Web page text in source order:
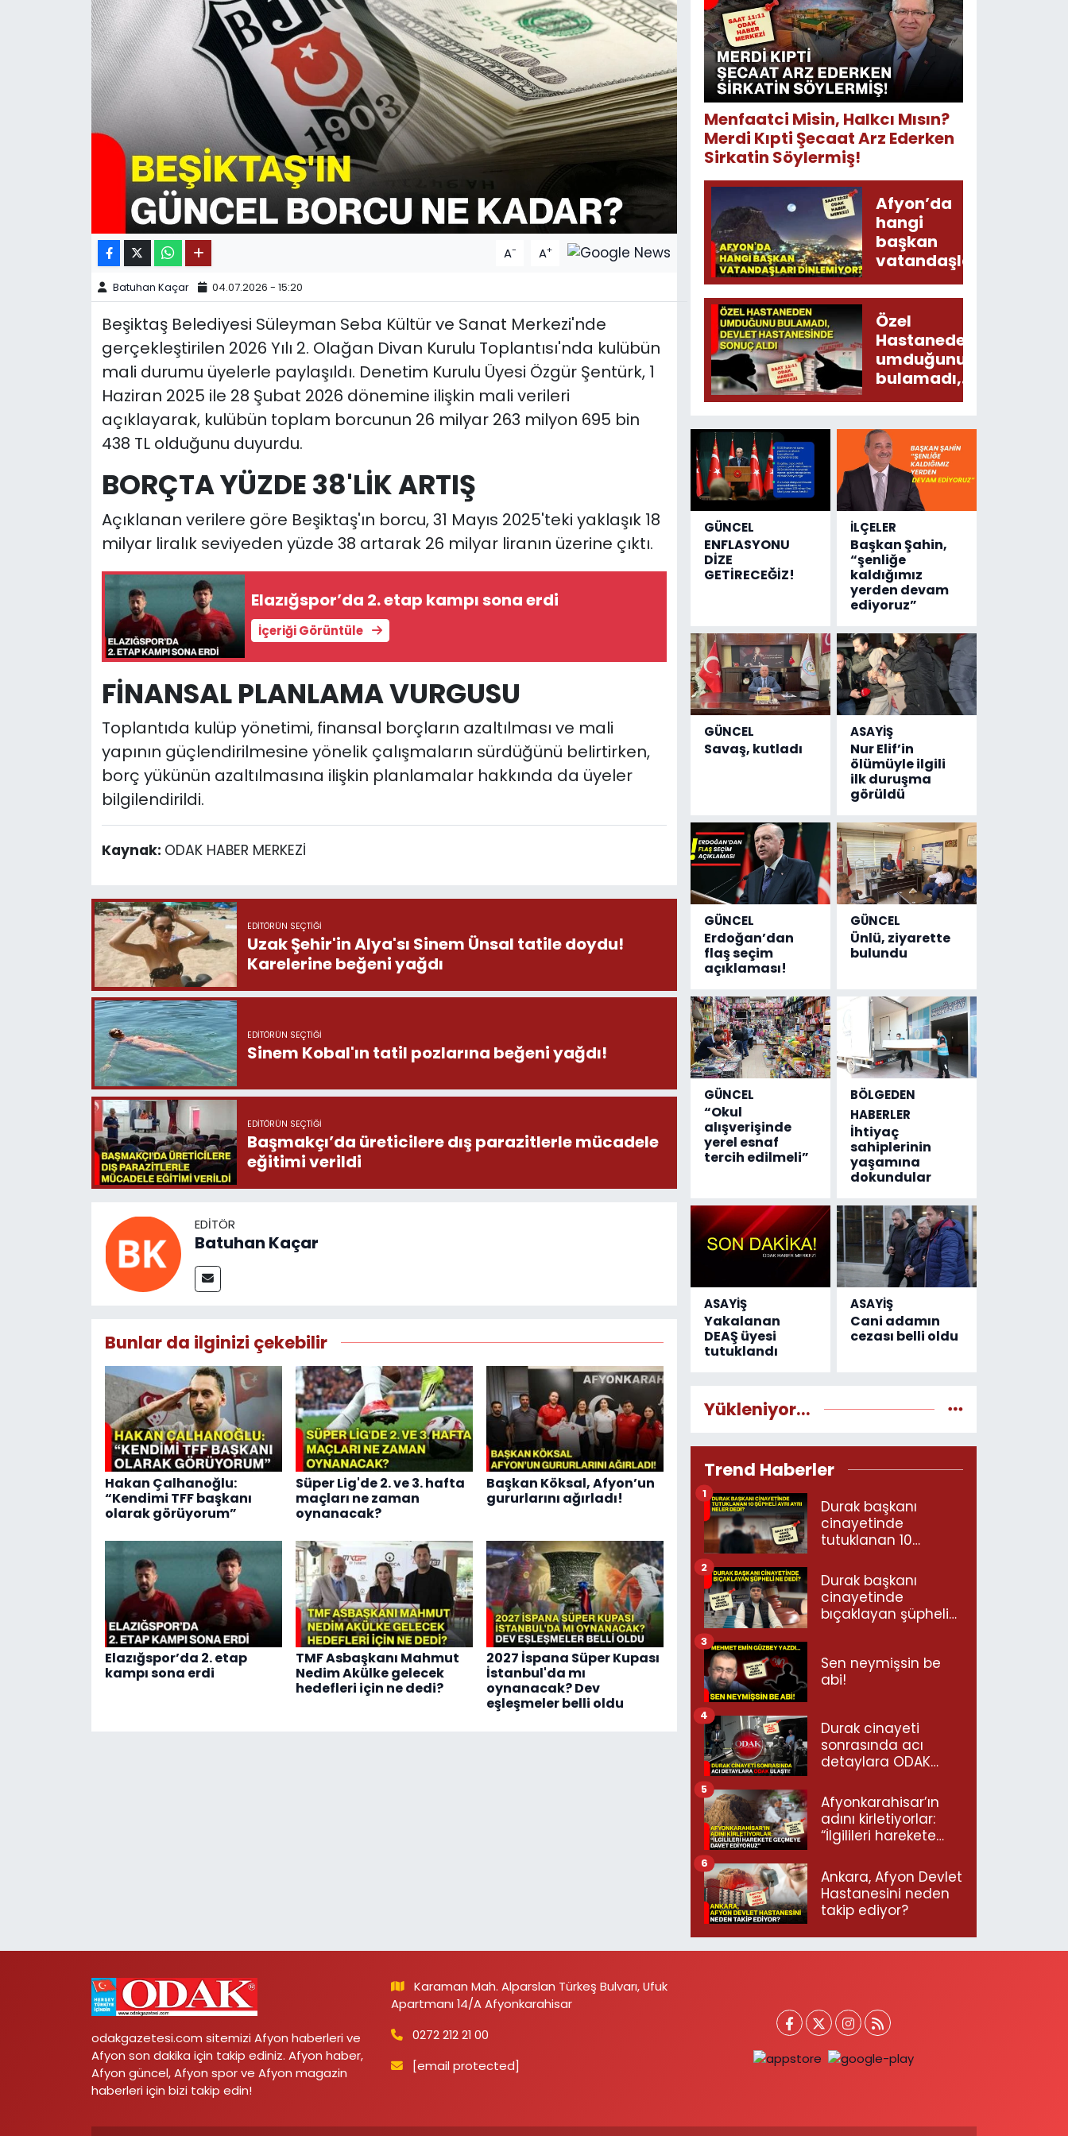
A- A+
Batuhan Kaçar 04.07.2026 - 15:20
Beşiktaş Belediyesi Süleyman Seba Kültür ve Sanat Merkezi'nde
gerçekleştirilen 2026 Yılı 2. Olağan Divan Kurulu Toplantısı'nda kulübün
mali durumu üyelerle paylaşıldı. Denetim Kurulu Üyesi Özgür Şentürk, 1
Haziran 2025 ile 28 Şubat 2026 dönemine ilişkin mali verileri
açıklayarak, kulübün toplam borcunun 26 milyar 263 milyon 695 bin
438 TL olduğunu duyurdu.
BORÇTA YÜZDE 38'LİK ARTIŞ
Açıklanan verilere göre Beşiktaş'ın borcu, 31 Mayıs 2025'teki yaklaşık 18
milyar liralık seviyeden yüzde 38 artarak 26 milyar liranın üzerine çıktı.
Elazığspor’da 2. etap kampı sona erdi
İçeriği Görüntüle
FİNANSAL PLANLAMA VURGUSU
Toplantıda kulüp yönetimi, finansal borçların azaltılması ve mali
yapının güçlendirilmesine yönelik çalışmaların sürdüğünü belirtirken,
borç yükünün azaltılmasına ilişkin planlamalar hakkında da üyeler
bilgilendirildi.
Kaynak: ODAK HABER MERKEZİ
EDITÖRÜN SEÇTIĞI
Uzak Şehir'in Alya'sı Sinem Ünsal tatile doydu!
Karelerine beğeni yağdı
EDITÖRÜN SEÇTIĞI
Sinem Kobal'ın tatil pozlarına beğeni yağdı!
EDITÖRÜN SEÇTIĞI
Başmakçı’da üreticilere dış parazitlerle mücadele
eğitimi verildi
EDITÖR
Batuhan Kaçar
Bunlar da ilginizi çekebilir
Hakan Çalhanoğlu:
“Kendimi TFF başkanı
olarak görüyorum”
Süper Lig'de 2. ve 3. hafta
maçları ne zaman
oynanacak?
Başkan Köksal, Afyon’un
gururlarını ağırladı!
Elazığspor’da 2. etap
kampı sona erdi
TMF Asbaşkanı Mahmut
Nedim Akülke gelecek
hedefleri için ne dedi?
2027 İspana Süper Kupası
İstanbul'da mı
oynanacak? Dev
eşleşmeler belli oldu
Menfaatci Misin, Halkcı Mısın?
Merdi Kıpti Şecaat Arz Ederken
Sirkatin Söylermiş!
Afyon’da
hangi
başkan
vatandaşları
dinlemiyor?
Özel
Hastaneden
umduğunu
bulamadı,
Devlet
sonuç aldı
GÜNCEL
ENFLASYONU
DİZE
GETİRECEĞİZ!
İLÇELER
Başkan Şahin,
“şenliğe
kaldığımız
yerden devam
ediyoruz”
GÜNCEL
Savaş, kutladı
ASAYİŞ
Nur Elif’in
ölümüyle ilgili
ilk duruşma
görüldü
GÜNCEL
Erdoğan’dan
flaş seçim
açıklaması!
GÜNCEL
Ünlü, ziyarette
bulundu
GÜNCEL
“Okul
alışverişinde
yerel esnaf
tercih edilmeli”
BÖLGEDEN
HABERLER
İhtiyaç
sahiplerinin
yaşamına
dokundular
ASAYİŞ
Yakalanan
DEAŞ üyesi
tutuklandı
ASAYİŞ
Cani adamın
cezası belli oldu
Yükleniyor...
Trend Haberler
Durak başkanı
cinayetinde
tutuklanan 10
neler dedi?
1
Durak başkanı
cinayetinde
bıçaklayan şüpheli
2
Sen neymişsin be
abi!
3
Durak cinayeti
sonrasında acı
detaylara ODAK
4
Afyonkarahisar’ın
adını kirletiyorlar:
“İlgilileri harekete
ediyoruz”
5
Ankara, Afyon Devlet
Hastanesini neden
takip ediyor?
6
odakgazetesi.com sitemizi Afyon haberleri ve
Afyon son dakika için takip ediniz. Afyon haber,
Afyon güncel, Afyon spor ve Afyon magazin
haberleri için bizi takip edin!
Karaman Mah. Alparslan Türkeş Bulvarı, Ufuk
Apartmanı 14/A Afyonkarahisar
0272 212 21 00
[email protected]
11:11 MANŞET